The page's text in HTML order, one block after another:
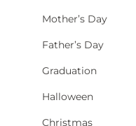
Mother’s Day
Father’s Day
Graduation
Halloween
Christmas